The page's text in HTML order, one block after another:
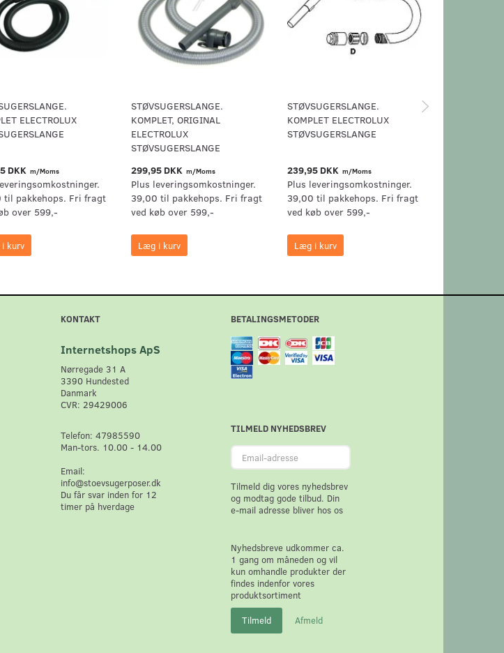
ELECTROLUX
DKK m/Moms
til pakkehops. Fri fragt
over 599,-
kurv
STØVSUGERSLANGE.
KOMPLET, ORIGINAL
ELECTROLUX
STØVSUGERSLANGE
299,95 DKK m/Moms
Plus leveringsomkostninger.
39,00 til pakkehops. Fri fragt
ved køb over 599,-
Læg i kurv
STØVSUGERSLANGE.
KOMPLET ELECTROLUX
STØVSUGERSLANGE
239,95 DKK m/Moms
Plus leveringsomkostninger.
39,00 til pakkehops. Fri fragt
ved køb over 599,-
Læg i kurv
KONTAKT
Internetshops ApS
Nørregade 31 A
3390 Hundested
Danmark
CVR: 29429006
Telefon: 47985590
Man-tors. 10.00 - 14.00
Email:
info@stoevsugerposer.dk
Du får svar inden for 12
timer på hverdage
BETALINGSMETODER
TILMELD NYHEDSBREV
Email-
adresse
Tilmeld dig vores nyhedsbrev
og modtag gode tilbud. Din
e-mail adresse bliver hos os
Nyhedsbreve udkommer ca.
1 gang om måneden og vil
kun omhandle produkter der
findes indenfor vores
produktsortiment
Tilmeld Afmeld